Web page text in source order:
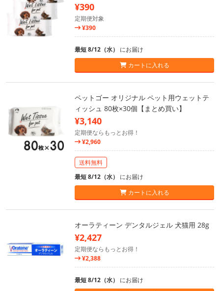
¥390
定期便対象
¥390
最短 8/12（水） にお届け
カートに入れる
ペットゴー オリジナル ペット用ウェットテ
ィッシュ 80枚×30個【まとめ買い】
¥3,140
定期便ならもっとお得！
¥2,960
送料無料
最短 8/12（水） にお届け
カートに入れる
オーラティーン デンタルジェル 犬猫用 28g
¥2,427
定期便ならもっとお得！
¥2,388
最短 8/12（水） にお届け